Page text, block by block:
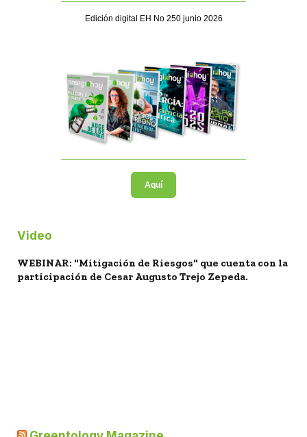
Edición digital EH No 250 junio 2026
Aquí
Video
WEBINAR: "Mitigación de Riesgos" que cuenta con la
participación de Cesar Augusto Trejo Zepeda.